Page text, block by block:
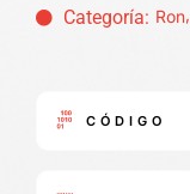
Categoría: Ron,
CÓDIGO